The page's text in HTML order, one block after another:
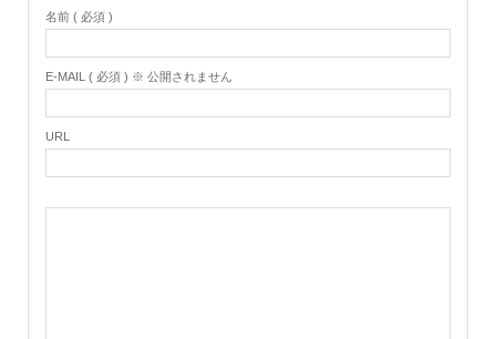
名前 ( 必須 )
E-MAIL ( 必須 ) ※ 公開されません
URL